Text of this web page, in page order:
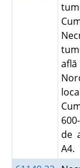
de
A4.